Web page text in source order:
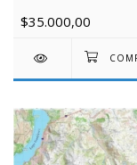
$35.000,00